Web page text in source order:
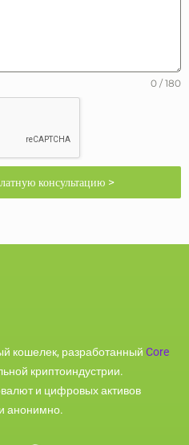
0 / 180
консультацию >
кошелек, разработанный Core
криптоиндустрии.
и цифровых активов
анонимно.